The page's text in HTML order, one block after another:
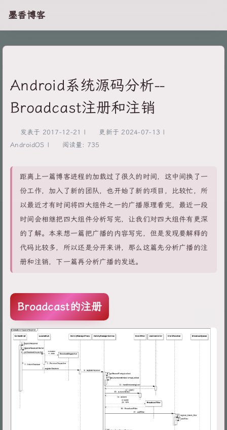
墨香博客
Android系统源码分析--
Broadcast注册和注销
发表于 2017-12-21 | 更新于 2024-07-13 |
AndroidOS | 阅读量: 735
距离上一篇博客进程的加载过了很久的时间，这中间换了一
份工作，加入了新的团队，也开始了新的项目，比较忙，所
以最近才有时间将四大组件之一的广播原理看完，最近一段
时间会相继把四大组件分析写完，让我们对四大组件有更深
的了解。本来想一篇把广播的内容写完，但是发现要解释的
代码比较多，所以还是分开来讲，那么这篇先分析广播的注
册和注销，下一篇再分析广播的发送。
Broadcast的注册